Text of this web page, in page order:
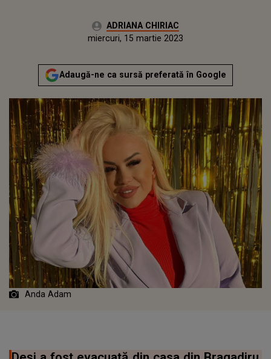
Autor:ADRIANA CHIRIAC
Publicat:
miercuri, 15 martie 2023
Adaugă-ne ca sursă preferată în Google
Anda Adam